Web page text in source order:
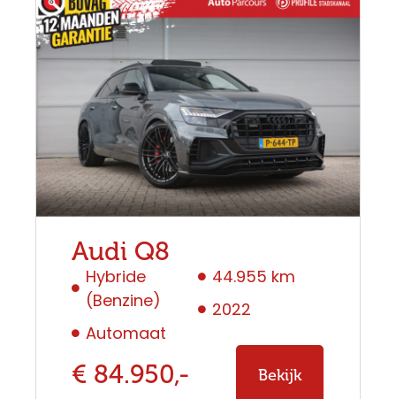
Audi Q8
Hybride
(Benzine)
Automaat
44.955 km
2022
€ 84.950,- Bekijk